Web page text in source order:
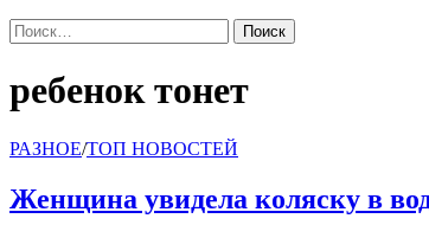
Найти:
ребенок тонет
РАЗНОЕ/ТОП НОВОСТЕЙ
Женщина увидела коляску в